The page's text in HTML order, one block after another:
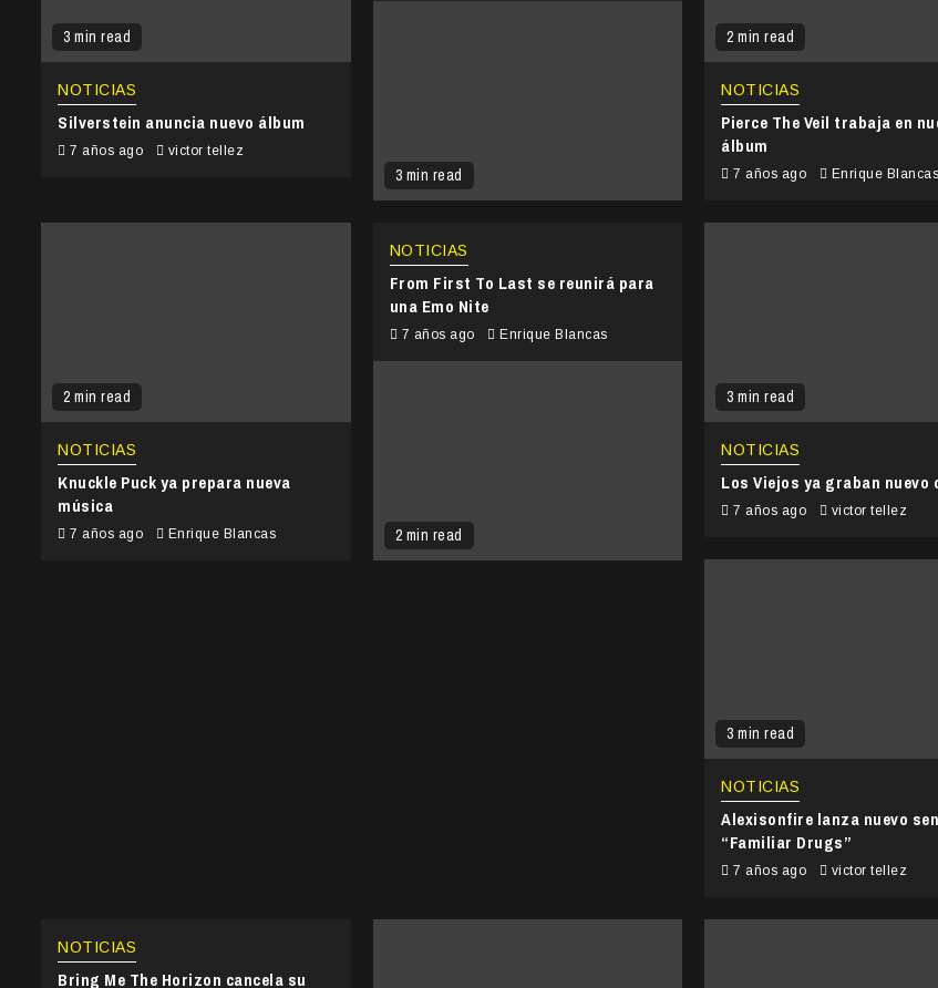
3 min read
NOTICIAS
Silverstein anuncia nuevo álbum
7 años ago victor tellez
3 min read
2 min read
NOTICIAS
Pierce The Veil trabaja en
álbum
7 años ago Enrique Blancas
2 min read
NOTICIAS
Knuckle Puck ya prepara nueva
música
7 años ago Enrique Blancas 2 min read
NOTICIAS
From First To Last se reunirá para
una Emo Nite
7 años ago Enrique Blancas
3 min read
NOTICIAS
Los Viejos ya graban nuevo
7 años ago victor tellez
3 min read
NOTICIAS
Alexisonfire lanza nuevo
“Familiar Drugs”
7 años ago victor tellez
NOTICIAS
Bring Me The Horizon cancela su